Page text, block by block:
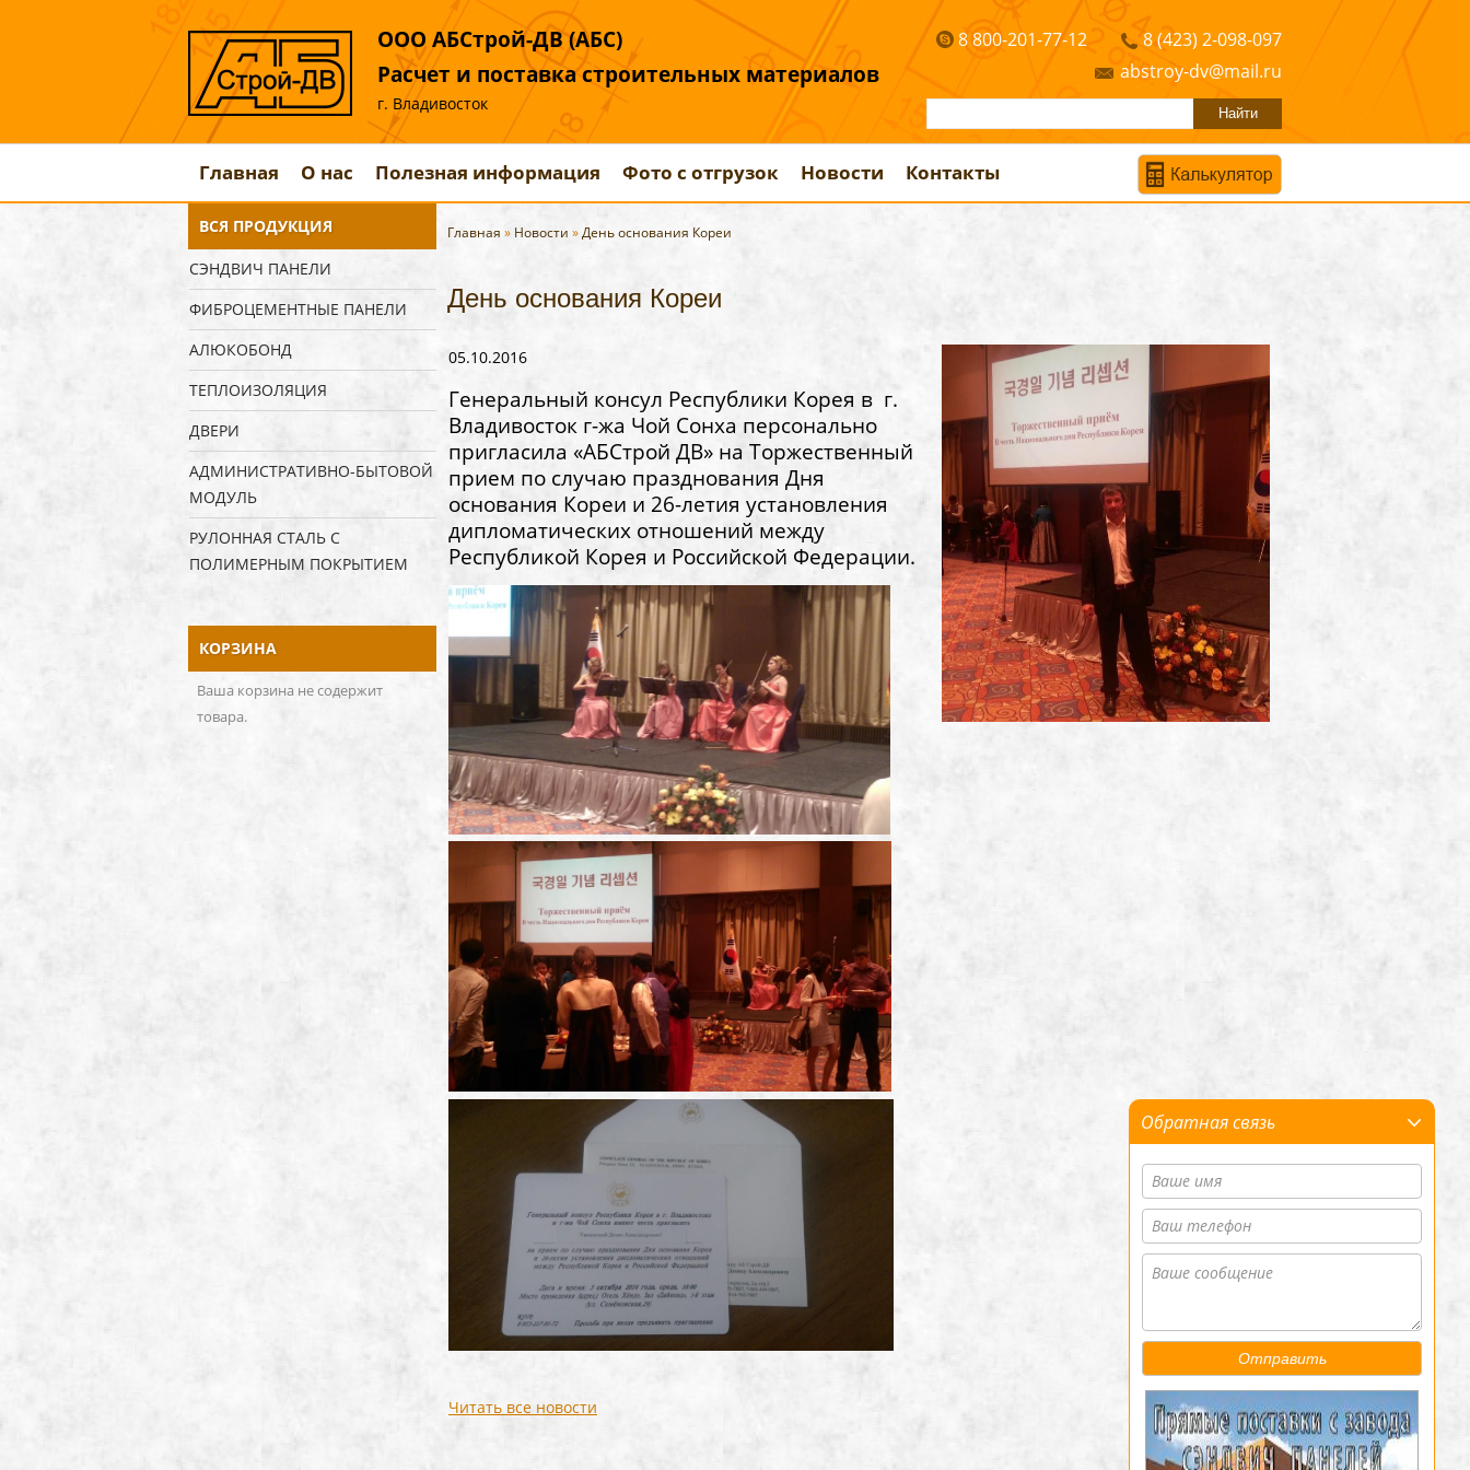
ООО АБСтрой-ДВ (АБС)
Расчет и поставка строительных материалов
8 (423) 2-098-097
8 800-201-77-12
abstroy-dv@mail.ru
г. Владивосток
Главная О нас Полезная информация Фото с отгрузок Новости Контакты
ВСЯ ПРОДУКЦИЯ
СЭНДВИЧ ПАНЕЛИ
ФИБРОЦЕМЕНТНЫЕ ПАНЕЛИ
АЛЮКОБОНД
ТЕПЛОИЗОЛЯЦИЯ
ДВЕРИ
АДМИНИСТРАТИВНО-БЫТОВОЙ
МОДУЛЬ
РУЛОННАЯ СТАЛЬ С
ПОЛИМЕРНЫМ ПОКРЫТИЕМ
КОРЗИНА
Ваша корзина не содержит
товара.
Главная » Новости »День основания Кореи
День основания Кореи
05.10.2016
Генеральный консул Республики Корея в г.
Владивосток г-жа Чой Сонха персонально
пригласила «АБСтрой ДВ» на Торжественный
прием по случаю празднования Дня
основания Кореи и 26-летия установления
дипломатических отношений между
Республикой Корея и Российской Федерации.
Читать все новости
Обратная связь
Отправить